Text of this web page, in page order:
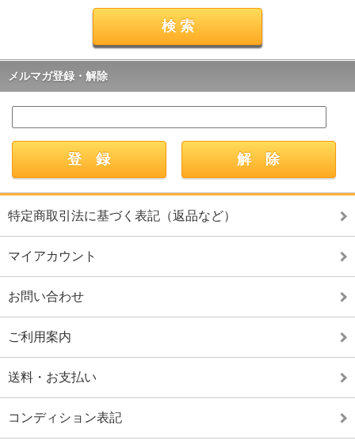
メルマガ登録・解除
特定商取引法に基づく表記（返品など）
マイアカウント
お問い合わせ
ご利用案内
送料・お支払い
コンディション表記